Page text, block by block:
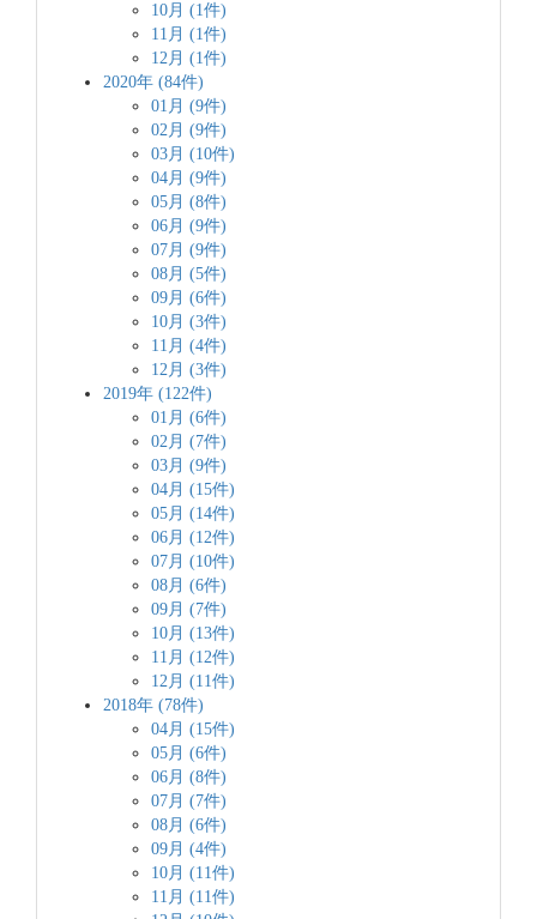
10月 (1件)
11月 (1件)
12月 (1件)
2020年 (84件)
01月 (9件)
02月 (9件)
03月 (10件)
04月 (9件)
05月 (8件)
06月 (9件)
07月 (9件)
08月 (5件)
09月 (6件)
10月 (3件)
11月 (4件)
12月 (3件)
2019年 (122件)
01月 (6件)
02月 (7件)
03月 (9件)
04月 (15件)
05月 (14件)
06月 (12件)
07月 (10件)
08月 (6件)
09月 (7件)
10月 (13件)
11月 (12件)
12月 (11件)
2018年 (78件)
04月 (15件)
05月 (6件)
06月 (8件)
07月 (7件)
08月 (6件)
09月 (4件)
10月 (11件)
11月 (11件)